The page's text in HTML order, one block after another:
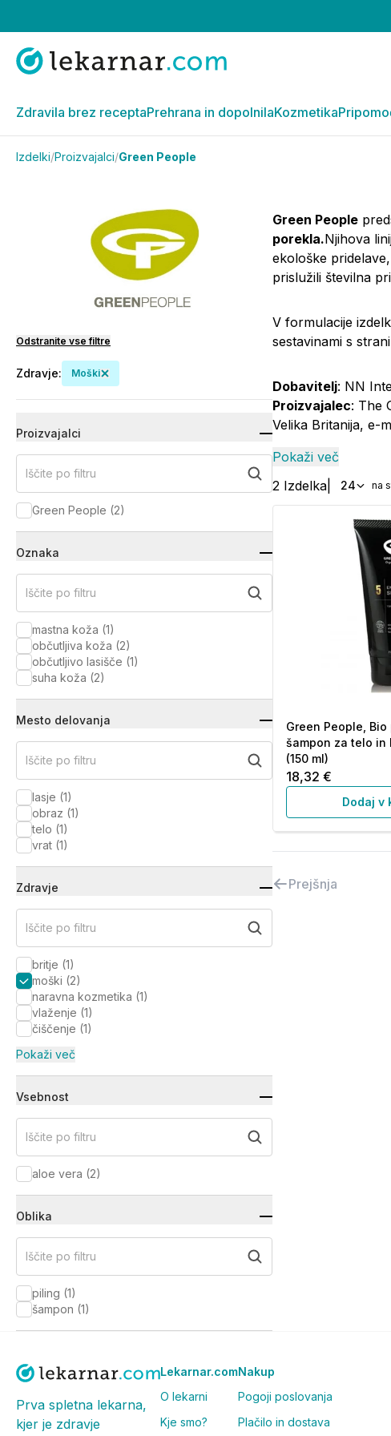
Zdravila brez receptaPrehrana in dopolnilaKozmetika
Izdelki/Proizvajalci/Green People
Odstranite vse filtre
Zdravje: Moški
Proizvajalci
Iščite po filtru
Green People (2)
Oznaka
Iščite po filtru
mastna koža (1)
občutljiva koža (2)
občutljivo lasišče (1)
suha koža (2)
Mesto delovanja
Iščite po filtru
lasje (1)
obraz (1)
telo (1)
vrat (1)
Zdravje
Iščite po filtru
britje (1)
moški (2)
naravna kozmetika (1)
vlaženje (1)
čiščenje (1)
Pokaži več
Vsebnost
Iščite po filtru
aloe vera (2)
Oblika
Iščite po filtru
piling (1)
šampon (1)
Green People
porekla.Njihova
ekološke
prislužili številna
V formulacije
sestavinami s
Dobavitelj: NN
Proizvajalec: The
Velika Britanija, e-
Pokaži več
2 Izdelka 24 na
Green People,
šampon za telo in
(150 ml)
18,32 €
Dodaj v
Prejšnja
Prva spletna lekarna,
kjer je zdravje
Lekarnar.com
O lekarni
Kje smo?
Nakup
Pogoji poslovanja
Plačilo in dostava